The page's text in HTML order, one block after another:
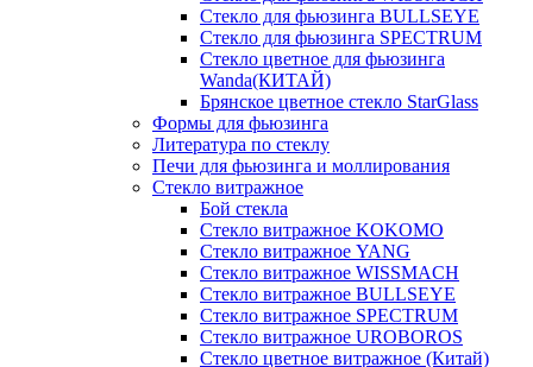
Стекло для фьюзинга BULLSEYE
Стекло для фьюзинга SPECTRUM
Стекло цветное для фьюзинга
Wanda(КИТАЙ)
Брянское цветное стекло StarGlass
Формы для фьюзинга
Литература по стеклу
Печи для фьюзинга и моллирования
Стекло витражное
Бой стекла
Стекло витражное KOKOMO
Стекло витражное YANG
Стекло витражное WISSMACH
Стекло витражное BULLSEYE
Стекло витражное SPECTRUM
Стекло витражное UROBOROS
Стекло цветное витражное (Китай)